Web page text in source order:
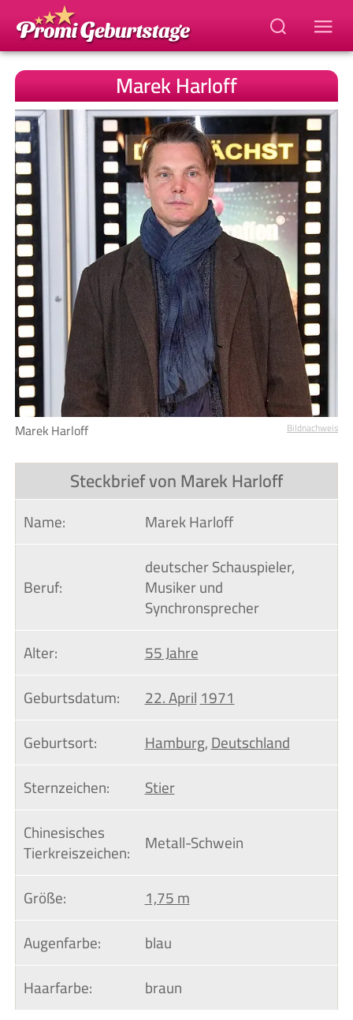
Marek Harloff
Marek Harloff Bildnachweis
Steckbrief von Marek Harloff
Name: Marek Harloff
Beruf:
deutscher Schauspieler,
Musiker und
Synchronsprecher
Alter:
55 Jahre
Geburtsdatum:
22. April1971
Geburtsort:
Hamburg,Deutschland
Sternzeichen:
Stier
Chinesisches
Tierkreiszeichen: Metall-Schwein
Größe:
1,75 m
Augenfarbe:
blau
Haarfarbe:
braun